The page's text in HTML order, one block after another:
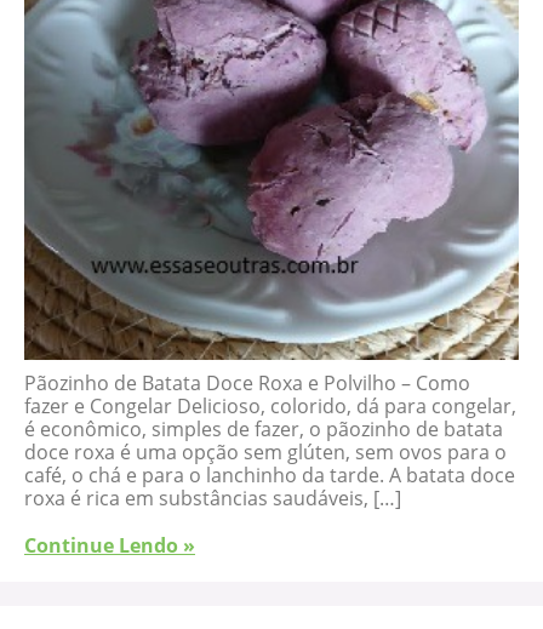
Pãozinho de Batata Doce Roxa e Polvilho – Como
fazer e Congelar Delicioso, colorido, dá para congelar,
é econômico, simples de fazer, o pãozinho de batata
doce roxa é uma opção sem glúten, sem ovos para o
café, o chá e para o lanchinho da tarde. A batata doce
roxa é rica em substâncias saudáveis, […]
Continue Lendo »